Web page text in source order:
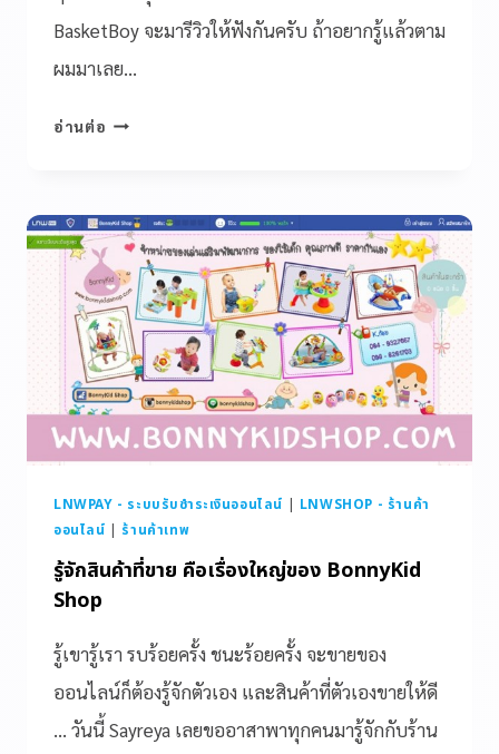
BasketBoy จะมารีวิวให้ฟังกันครับ ถ้าอยากรู้แล้วตาม
ผมมาเลย…
อ่านต่อ
LNWPAY - ระบบรับชำระเงินออนไลน์ | LNWSHOP - ร้านค้า
ออนไลน์ | ร้านค้าเทพ
รู้จักสินค้าที่ขาย คือเรื่องใหญ่ของ BonnyKid
Shop
รู้เขารู้เรา รบร้อยครั้ง ชนะร้อยครั้ง จะขายของ
ออนไลน์ก็ต้องรู้จักตัวเอง และสินค้าที่ตัวเองขายให้ดี
… วันนี้ Sayreya เลยขออาสาพาทุกคนมารู้จักกับร้าน